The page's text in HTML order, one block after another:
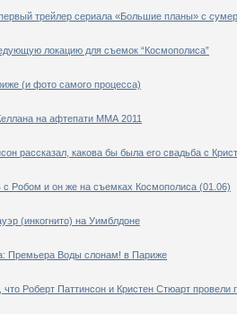
трейлер сериала «Большие планы» с
локацию для съемок “Космополиса”
(и фото самого процесса)
на афтепати ММА 2011
рассказал, какова бы была его свадьба с
Робом и он же на съемках Космополиса (01.06)
(инкогнито) на Уимблдоне
Премьера Воды слонам! в Париже
Роберт Паттинсон и Кристен Стюарт